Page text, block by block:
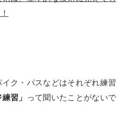
ク・パスなどはそれぞれ練習
習」
って聞いたことがないで